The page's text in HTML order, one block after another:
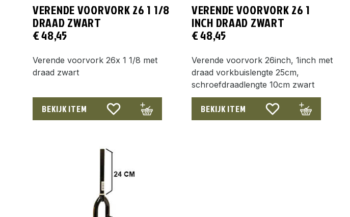
VERENDE VOORVORK 26 1 1/8
DRAAD ZWART
€48,45
Verende voorvork 26x 1 1/8 met
draad zwart
BEKIJK ITEM
VERENDE VOORVORK 26 1
INCH DRAAD ZWART
€48,45
Verende voorvork 26inch, 1inch met
draad vorkbuislengte 25cm,
schroefdraadlengte 10cm zwart
BEKIJK ITEM